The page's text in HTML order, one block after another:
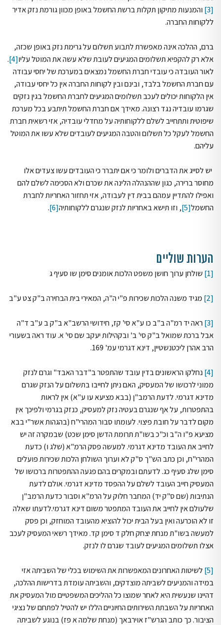
[3]
והמנעות מתיקון תקלות ברשת החשמל באופן מכוון גורמת נזק אדיר
ללקוחות החברה.
ברם, ההלכה אינה מאפשרת לתבוע תשלום על גרימת נזק באופן שכזה,
אלא רק להקפיא תשלומים המגיעים לעובת שלא עשה את המוטל עליו[4]
.
לאור העובדה כי עובדי חברת החשמל נמצאים במערכת של יחסי עבודה
עם חברת החשמל בלבד, ובינם ובין לקוחות החברה אין כל יחסי עבודה,
אין הלקוחות יכולים לעכב תשלומים המגיעים לחברת החשמל בגין נזקים
שגרמו עובדיה נגד רצונה. מאידך אם חברת החשמל תיתבע בכל מערכת
שיפוטית ותתחייב לשלם ללקוחותיה על מחדלי עובדיה, אזי רשאית חברת
החשמל לעקל כל תשלום והטבה המגיעים לעובדים שלא עשו את המוטל
עליהם.
יש לסייג את הדברים ולומר כי אם יתברר כי העובדים עשו צעדים אלו
מחוסר ברירה, כגון שההנהלה הלינה את שכרם ולא הסכימה לשלם להם
ואפילו להתדיין עמהם בבית דין לעבודה, אזי תחזור האחריות לחברת
החשמל[5] , וזו תישא באחריות לנזק שנגרם ללקוחותיה[6]
.
הערות שוליים
[1] שולחן ערוך חושן משפט הלכות אומנים סימן שו סעיף ג
[2] מגיד משנה הלכות שכירות פ"י ה"ה, המאירי בית הבחירה ב"ק צט ע"ב
[3]
ראה יד רמ"ה ב"ב כו ע"א סי' קז, חידושי הרשב"א ב"ק ב ע"ב ד"ה
אבל ברכת שמואל ב"ק סי' ב' ובקהילות יעקב שם סי' א. עוד ראה בשעורי
הרב אהרן ליכטנשטיין, דינא דגרמי עמ' 169.
[4]
נחלקו הראשונים בדין עובד שהתפטר ב"דבר האבד" וגרם לנזק
ממוני לרכושו של המעסיק, האם ניתן לחייבו בתשלום על הנזק שגרם
מדינא דגרמי. לדעת הרמב"ן (בבא מציעא עו ע"א) אין לראות
בהתפטרות, על אף שנגרם בעטיה נזק למעסיק, כנזק בגרמי ולפיכך אין
מקום לדבר על חובת פיצוי. לעומתו סבור המהרי"ח (בהגהות אשר"י בבא
מציעא פ"ו ה"ב וכ"כ בשו"ת תרומת הדשן סימן שכט) שבמקרה זה יש
לחייב את העובד מדינא דגרמי. למעשה פסק הרמ"א (שלג ו) כדעת
המהרי"ח, וכן כתב הש"ך ס"ק לא וערוך השולחן הלכות שכירות פועלים
סימן שלג סעיף כג. לדעתם ובמקרים בהם פגעה ההתפטרות ברכושו של
המעסיק חייב העובד לשלם על ההפסד מדינא דגרמי. אולם לדעת
הנתיבות (שם ס"ק יד) המחבר חלוק על הרמ"א וסבור כדעת הרמב"ן
שלעולם אין לחייב את העובד המתפטר משום דינא דגרמי.לדעתו שאלה
זו לא הוכרעה ואין בעל הבית יכול להוציא מהעובד המוחזק, וכן פסק
למעשה בשו"ת מנחת יצחק חלק ד סימן קד. מאידך רשאי המעסיק לעכב
אצלו תשלומים המגיעים לעובד שגרם לו לנזק.
[5]
לשיטות האחרונים המאפשרות את השימוש בכלי של השביתה אזי
במידה והמניעים לשביתה מוצדקים, והשביתה עומדת בדרישות ההלכה,
דהיינו שנעשית היא לאחר שמוצו כל ההליכים המשפטיים מול המעסיק את
האחריות על השבתת השירותים החיוניים הללו יש להטיל לפתחם של נציגי
הציבור. כך כותב הגרש"ז אוירבאך (מנחת שלמה א פז) בנוגע לשביתה